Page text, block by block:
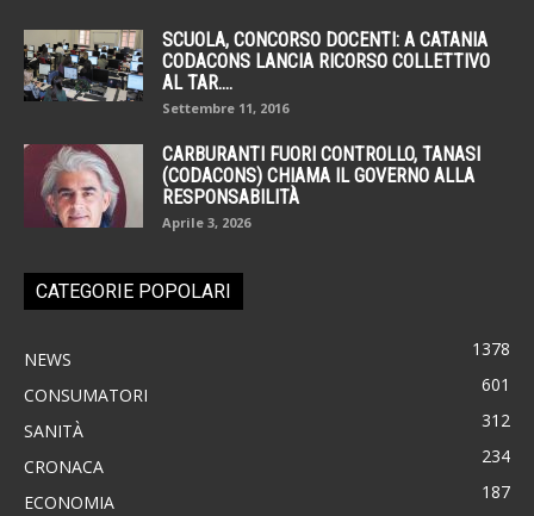
SCUOLA, CONCORSO DOCENTI: A CATANIA
CODACONS LANCIA RICORSO COLLETTIVO
AL TAR....
Settembre 11, 2016
CARBURANTI FUORI CONTROLLO, TANASI
(CODACONS) CHIAMA IL GOVERNO ALLA
RESPONSABILITÀ
Aprile 3, 2026
CATEGORIE POPOLARI
NEWS 1378
CONSUMATORI 601
SANITÀ 312
CRONACA 234
ECONOMIA
187